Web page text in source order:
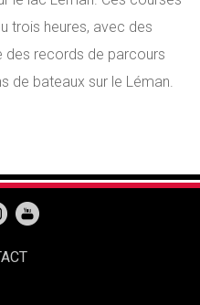
trois heures, avec des
des records de parcours
de bateaux sur le Léman.